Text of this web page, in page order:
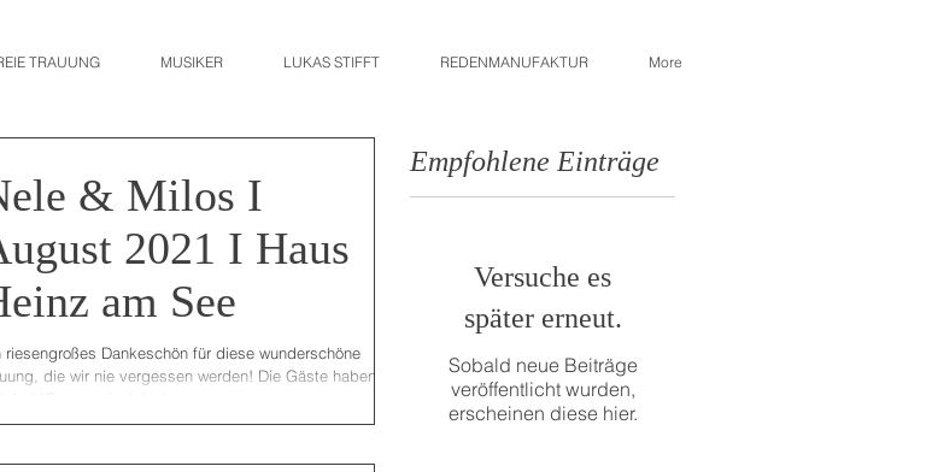
TRAUUNG MUSIKER LUKAS STIFFT REDENMANUFAKTUR More
& Milos I
2021 I Haus
am See
riesengroßes Dankeschön für diese wunderschöne
die wir nie vergessen werden! Die Gäste haben
Empfohlene Einträge
Versuche es
später erneut.
Sobald neue Beiträge
veröffentlicht wurden,
erscheinen diese hier.